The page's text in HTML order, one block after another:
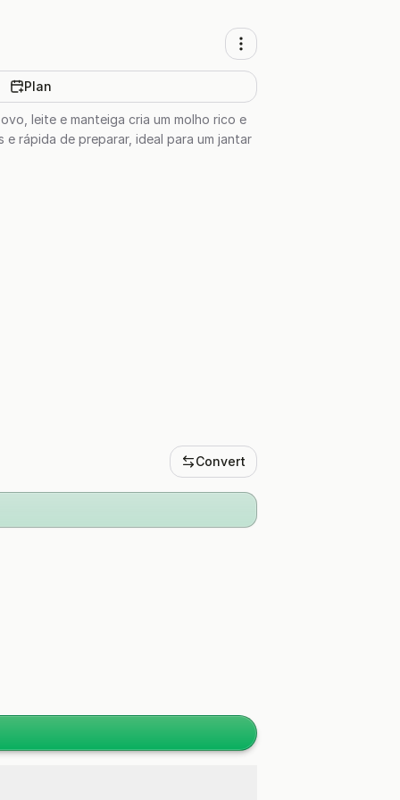
Plan
leite e manteiga cria um molho rico e
rápida de preparar, ideal para um jantar
Convert